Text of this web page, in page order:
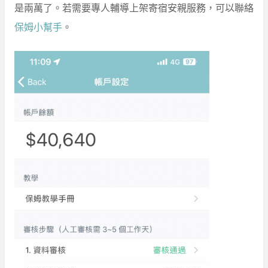
是兩萬了。若需要專人輔導上架寄宿安親服務，可以聯絡
保姆小幫手 。